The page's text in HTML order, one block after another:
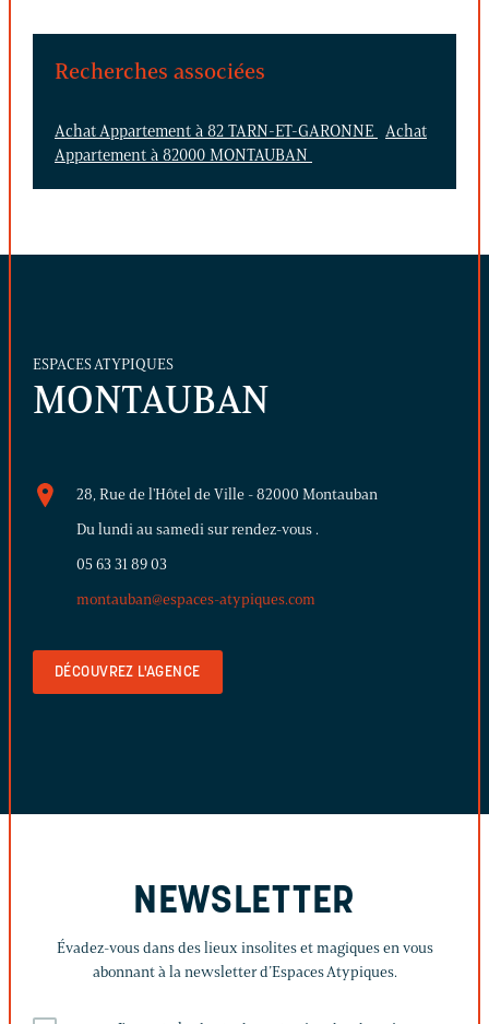
Recherches associées
Achat Appartement à 82 TARN-ET-GARONNE
Achat
Appartement à 82000 MONTAUBAN
ESPACES ATYPIQUES
MONTAUBAN
28, Rue de l'Hôtel de Ville - 82000 Montauban
Du lundi au samedi sur rendez-vous .
05 63 31 89 03
montauban@espaces-atypiques.com
DÉCOUVREZ L'AGENCE
NEWSLETTER
Évadez-vous dans des lieux insolites et magiques en vous
abonnant à la newsletter d’Espaces Atypiques.